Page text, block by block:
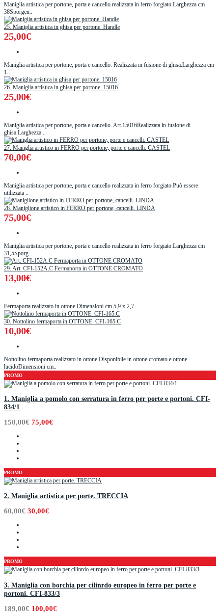
Maniglia artistica per portone, porta e cancello realizzata in ferro forgiato.Larghezza cm
38Sporgen..
25. Maniglia artistica in ghisa per portone. Handle
25,00€
Maniglia artistica per portone, porta e cancello. Realizzata in fusione di ghisa.Larghezza cm
1..
26. Maniglia artistica in ghisa per portone. 15016
25,00€
Maniglia artistica per portone, porta e cancello. Art.15016Realizzata in fusione di
ghisa.Larghezza ..
27. Maniglia artistico in FERRO per portone, porte e cancelli. CASTEL
70,00€
Maniglia artistica per portone, porta e cancello realizzata in ferro forgiato.Può essere
utilizzata ..
28. Maniglione artistico in FERRO per portone, cancelli. LINDA
75,00€
Maniglia artistica per portone, porta e cancello realizzata in ferro forgiato.Larghezza cm
31,5Sporg..
29. Art. CFI-152A.C Fermaporta in OTTONE CROMATO
13,00€
Fermaporta realizzato in ottone.Dimensioni cm 5,9 x 2,7..
30. Nottolino fermaporta in OTTONE. CFI-165.C
10,00€
Nottolino fermaporta realizzato in ottone.Disponibile in ottone cromato e ottone
lucidoDimensioni cm..
PROMO
1. Maniglia a pomolo con serratura in ferro per porte e portoni. CFI-
834/1
150,00€ 75,00€
PROMO
2. Maniglia artistica per porte. TRECCIA
60,00€ 30,00€
PROMO
3. Maniglia con borchia per cilinrdo europeo in ferro per porte e
portoni. CFI-833/3
189,00€ 100,00€